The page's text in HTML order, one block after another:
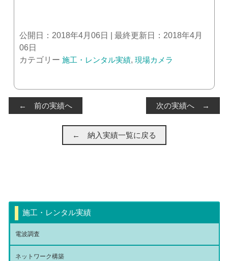
公開日：2018年4月06日 | 最終更新日：2018年4月
06日
カテゴリー 施工・レンタル実績, 現場カメラ
← 前の実績へ 次の実績へ →
← 納入実績一覧に戻る
施工・レンタル実績
電波調査
ネットワーク構築